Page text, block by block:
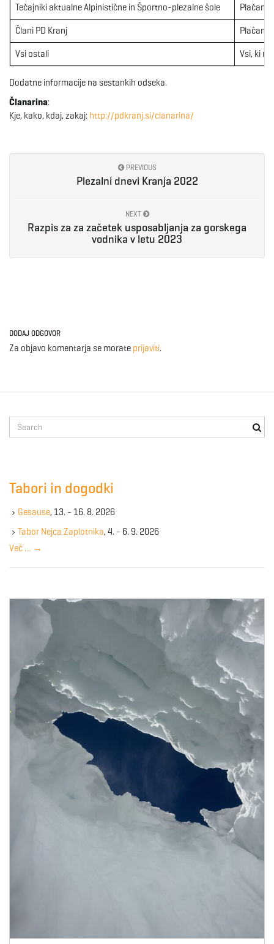
v
n
Tečajniki aktualne Alpinistične in Športno-plezalne šole Plačana
Člani PD Kranj Plačana
Vsi ostali Vsi, ki
Dodatne informacije na sestankih odseka.
Članarina:
Kje, kako, kdaj, zakaj: http://pdkranj.si/clanarina/
PREVIOUS
Plezalni dnevi Kranja 2022
NEXT
Razpis za za začetek usposabljanja za gorskega
vodnika v letu 2023
DODAJ ODGOVOR
Za objavo komentarja se morate prijaviti.
e
e
y
w
r
Tabori in dogodki
Gesause, 13. - 16. 8. 2026
Tabor Nejca Zaplotnika, 4. - 6. 9. 2026
Več … →